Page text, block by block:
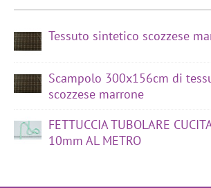
Tessuto sintetico scozzese
Scampolo 300x156cm di
scozzese marrone
FETTUCCIA TUBOLARE
10mm AL METRO